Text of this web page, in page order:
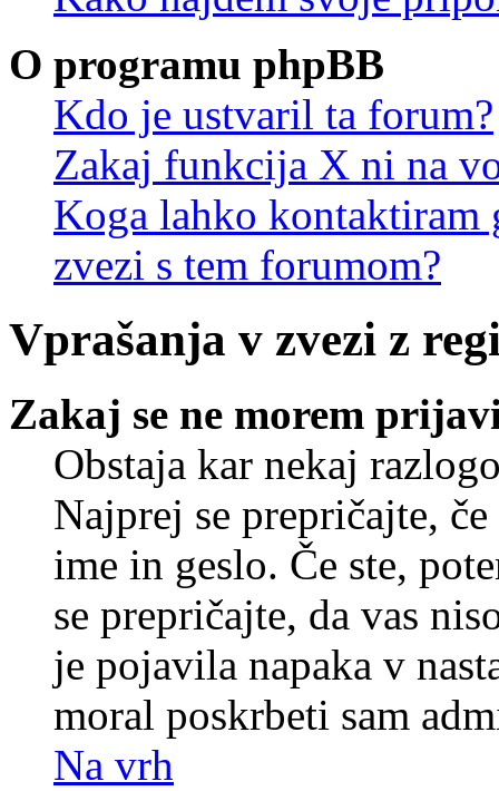
O programu phpBB
Kdo je ustvaril ta forum?
Zakaj funkcija X ni na
Koga lahko kontaktiram
zvezi s tem forumom?
Vprašanja v zvezi z
Zakaj se ne morem
Obstaja kar nekaj
Najprej se prepričajte,
ime in geslo. Če ste,
se prepričajte, da vas
je pojavila napaka v
moral poskrbeti sam
Na vrh